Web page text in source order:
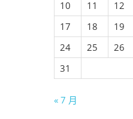
10
11 12
17
18 19
24
25 26
31
« 7 月